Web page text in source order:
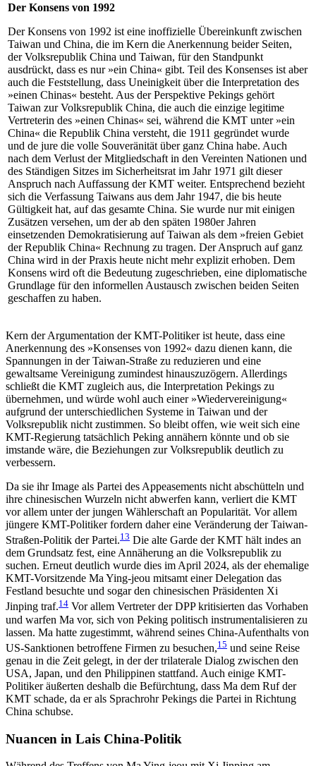
Der Konsens von 1992
Der Konsens von 1992 ist eine inoffizielle Übereinkunft zwischen
Taiwan und China, die im Kern die Anerkennung beider Seiten,
der Volksrepublik China und Taiwan, für den Standpunkt
ausdrückt, dass es nur »ein China« gibt. Teil des Konsenses ist aber
auch die Feststellung, dass Uneinigkeit über die Interpretation des
»einen Chinas« besteht. Aus der Perspektive Pekings gehört
Taiwan zur Volksrepublik China, die auch die einzige legitime
Vertreterin des »einen Chinas« sei, während die KMT unter »ein
China« die Republik China versteht, die 1911 gegründet wurde
und de jure die volle Souveränität über ganz China habe. Auch
nach dem Verlust der Mit­gliedschaft in den Vereinten Nationen und
des Ständigen Sitzes im Sicherheitsrat im Jahr 1971 gilt dieser
Anspruch nach Auffassung der KMT weiter. Entsprechend bezieht
sich die Verfassung Taiwans aus dem Jahr 1947, die bis heute
Gültigkeit hat, auf das gesamte China. Sie wurde nur mit einigen
Zusätzen versehen, um der ab den späten 1980er Jahren
einsetzenden Demokratisierung auf Taiwan als dem »freien Gebiet
der Republik China« Rechnung zu tragen. Der Anspruch auf ganz
China wird in der Praxis heute nicht mehr explizit erhoben. Dem
Konsens wird oft die Bedeutung zugeschrieben, eine diplomatische
Grundlage für den informellen Austausch zwischen beiden Seiten
geschaffen zu haben.
Kern der Argumentation der KMT-Politiker ist heute, dass eine
Anerkennung des »Konsenses von 1992« dazu dienen kann, die
Spannungen in der Taiwan-Straße zu reduzieren und eine
gewaltsame Vereinigung zumindest hinauszuzögern. Allerdings
schließt die KMT zugleich aus, die Interpretation Pekings zu
übernehmen, und würde wohl auch einer »Wiedervereinigung«
aufgrund der unterschiedlichen Systeme in Taiwan und der
Volksrepublik nicht zu­stimmen. So bleibt offen, wie weit sich eine
KMT-Regierung tatsächlich Peking annähern könnte und ob sie
imstande wäre, die Beziehungen zur Volks­republik deutlich zu
verbessern.
Da sie ihr Image als Partei des Appeasements nicht abschütteln und
ihre chinesischen Wurzeln nicht abwerfen kann, verliert die KMT
vor allem unter der jungen Wählerschaft an Popularität. Vor allem
jün­gere KMT-Politiker fordern daher eine Veränderung der Taiwan-
Straßen-Politik der Partei.13 Die alte Garde der KMT hält indes an
dem Grundsatz fest, eine An­näherung an die Volksrepublik zu
suchen. Erneut deutlich wurde dies im April 2024, als der ehemalige
KMT-Vorsitzende Ma Ying-jeou mitsamt einer De­lega­tion das
Festland besuchte und sogar den chinesischen Präsidenten Xi
Jinping traf.14 Vor allem Vertreter der DPP kritisierten das Vorhaben
und warfen Ma vor, sich von Peking politisch instrumentalisieren zu
lassen. Ma hatte zugestimmt, während seines China-Aufenthalts von
US-Sanktionen betroffene Firmen zu besuchen,15 und seine Reise
genau in die Zeit gelegt, in der der trilaterale Dialog zwischen den
USA, Japan, und den Philippinen stattfand. Auch einige KMT-
Politiker äußerten deshalb die Befürchtung, dass Ma dem Ruf der
KMT schade, da er als Sprachrohr Pekings die Partei in Richtung
China schubse.
Nuancen in Lais China-Politik